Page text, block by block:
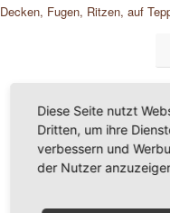
Decken, Fugen, Ritzen, auf
Diese Seite nutzt
Dritten, um ihre
verbessern und
der Nutzer